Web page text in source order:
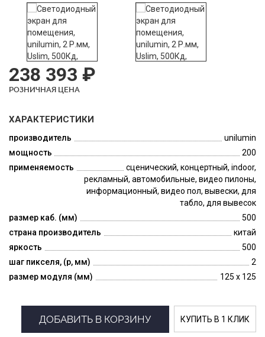
238 393 ₽
РОЗНИЧНАЯ ЦЕНА
ХАРАКТЕРИСТИКИ
производитель
unilumin
мощность
200
применяемость
сценический, концертный, indoor,
рекламный, автомобильные, видео пилоны,
информационный, видео пол, вывески, для
табло, для вывесок
размер каб. (мм)
500
страна производитель
китай
яркость
500
шаг пикселя, (p, мм)
2
размер модуля (мм)
125 x 125
ДОБАВИТЬ В КОРЗИНУ КУПИТЬ В 1 КЛИК